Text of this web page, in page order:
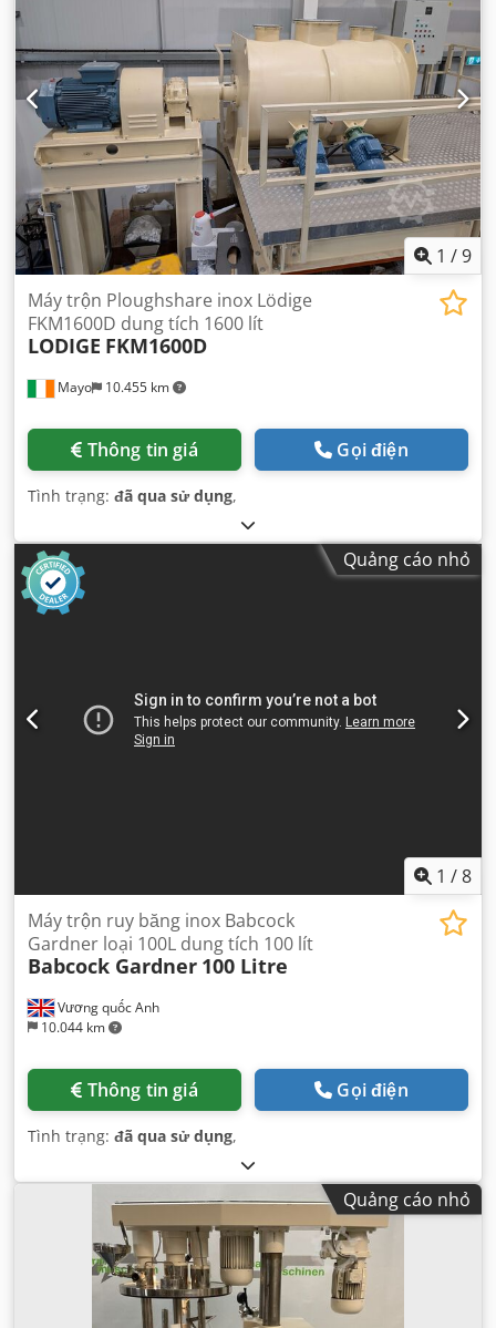
1 /9
Mayo 10.455 km
Máy trộn Ploughshare inox Lödige
FKM1600D dung tích 1600 lít
LODIGE FKM1600D
Thông tin giá Gọi điện
Tình trạng: đã qua sử dụng,
Quảng cáo nhỏ
1 /8
Vương quốc Anh
10.044 km
Máy trộn ruy băng inox Babcock
Gardner loại 100L dung tích 100 lít
Babcock Gardner 100 Litre
Thông tin giá Gọi điện
Tình trạng: đã qua sử dụng,
Quảng cáo nhỏ